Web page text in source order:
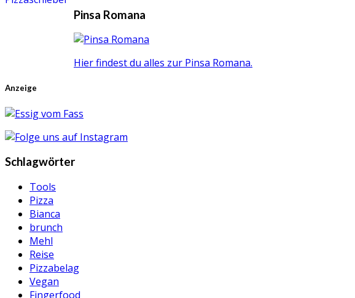
Pinsa Romana
Hier findest du alles zur Pinsa Romana.
Anzeige
Schlagwörter
Tools
Pizza
Bianca
brunch
Mehl
Reise
Pizzabelag
Vegan
Fingerfood